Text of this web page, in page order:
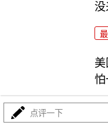
没
怕
点评一下